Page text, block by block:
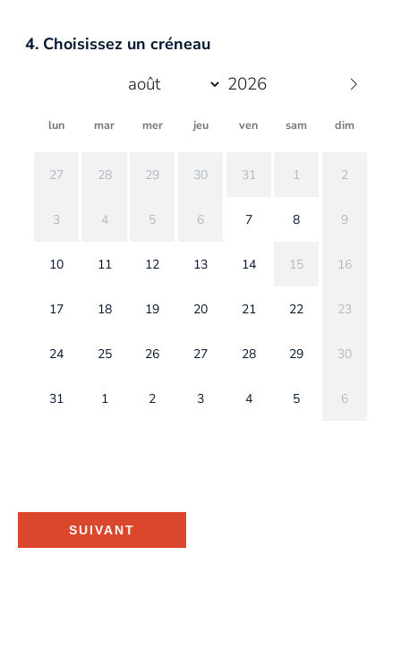
4. Choisissez un créneau
lun mar mer jeu ven sam dim
27 28 29 30 31 1 2
3 4 5 6 7 8 9
10 11 12 13 14 15 16
17 18 19 20 21 22 23
24 25 26 27 28 29 30
31 1 2 3 4 5 6
SUIVANT